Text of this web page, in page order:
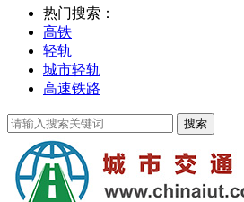
热门搜索：
高铁
轻轨
城市轻轨
高速铁路